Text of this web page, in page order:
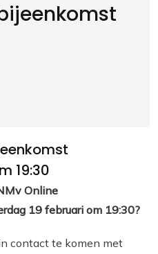
19:30
Online
19 februari om 19:30?
contact te komen met